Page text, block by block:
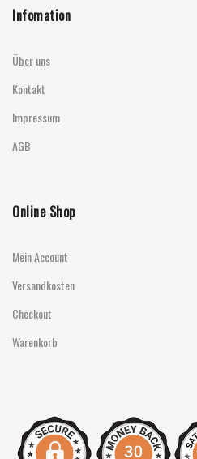
Infomation
Über uns
Kontakt
Impressum
AGB
Online Shop
Mein Account
Versandkosten
Checkout
Warenkorb